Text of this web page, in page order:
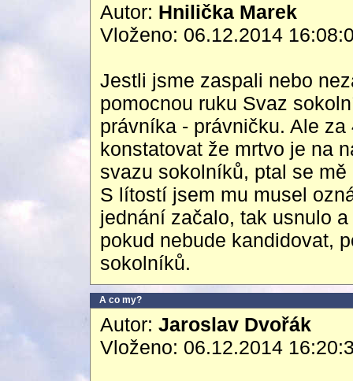
Autor: Hnilička Marek
Vloženo: 06.12.2014
Jestli jsme zaspali nebo
pomocnou ruku Svaz
právníka - právničku. Ale
konstatovat že mrtvo je na
svazu sokolníků, ptal se
S lítostí jsem mu musel
jednání začalo, tak usnulo
pokud nebude kandidovat,
sokolníků.
A co my?
Autor: Jaroslav Dvořák
Vloženo: 06.12.2014